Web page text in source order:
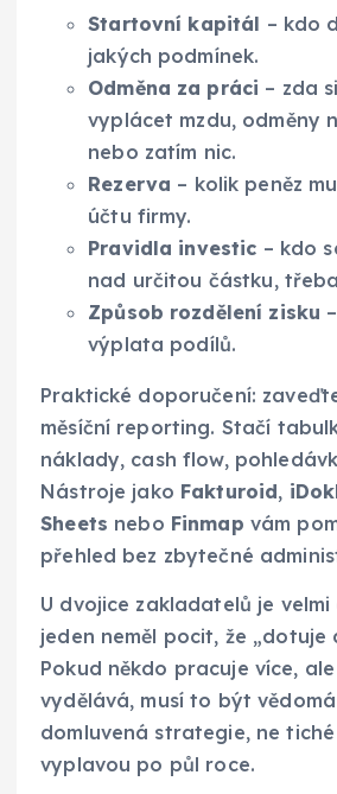
Startovní kapitál – kdo
jakých podmínek.
Odměna za práci – zda
vyplácet mzdu, odměny
nebo zatím nic.
Rezerva – kolik peněz
účtu firmy.
Pravidla investic – kdo
nad určitou částku,
Způsob rozdělení zisku
výplata podílů.
Praktické doporučení:
měsíční reporting. Stačí
náklady, cash flow,
Nástroje jako Fakturoid,
Sheets nebo Finmap vám
přehled bez zbytečné
U dvojice zakladatelů je
jeden neměl pocit, že „dotuje
Pokud někdo pracuje více,
vydělává, musí to být
domluvená strategie, ne
vyplavou po půl roce.